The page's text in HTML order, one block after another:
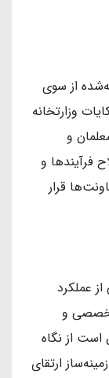
از سوی
وزارتخانه
و
فرآیندها و
قرار
عملکرد
و
است از نگاه
ارتقای